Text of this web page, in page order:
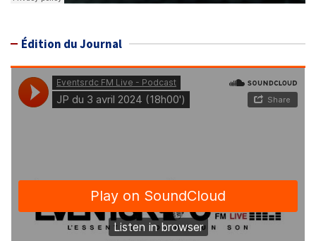
Édition du Journal